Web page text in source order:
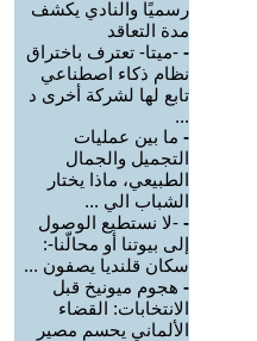
رسميًا والنادي يكشف
مدة التعاقد
- -ميتا- تعترف باختراق
نظام ذكاء اصطناعي
تابع لها لشركة أخرى د
...
- ما بين عمليات
التجميل والجمال
الطبيعي، ماذا يختار
الشباب الي ...
- -لا نستطيع الوصول
إلى بيوتنا أو محالّنا-:
سكان قلنديا يصفون ...
- هجوم ميونيخ قبل
الانتخابات: القضاء
الألماني يحسم مصير